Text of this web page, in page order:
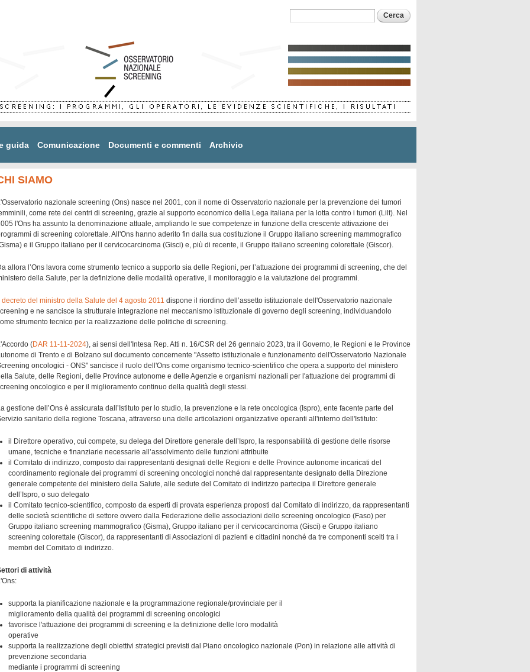
guida Comunicazione Documenti e commenti Archivio
SIAMO
nazionale screening (Ons) nasce nel 2001, con il nome di Osservatorio nazionale per la prevenzione dei tumori
come rete dei centri di screening, grazie al supporto economico della Lega italiana per la lotta contro i tumori (Lilt). Nel
l'Ons ha assunto la denominazione attuale, ampliando le sue competenze in funzione della crescente attivazione dei
di screening colorettale. All'Ons hanno aderito fin dalla sua costituzione il Gruppo italiano screening mammografico
e il Gruppo italiano per il cervicocarcinoma (Gisci) e, più di recente, il Gruppo italiano screening colorettale (Giscor).
allora l’Ons lavora come strumento tecnico a supporto sia delle Regioni, per l’attuazione dei programmi di screening, che del
della Salute, per la definizione delle modalità operative, il monitoraggio e la valutazione dei programmi.
decreto del ministro della Salute del 4 agosto 2011 dispone il riordino dell’assetto istituzionale dell'Osservatorio nazionale
e ne sancisce la strutturale integrazione nel meccanismo istituzionale di governo degli screening, individuandolo
strumento tecnico per la realizzazione delle politiche di screening.
(DAR 11-11-2024), ai sensi dell'Intesa Rep. Atti n. 16/CSR del 26 gennaio 2023, tra il Governo, le Regioni e le Province
di Trento e di Bolzano sul documento concernente "Assetto istituzionale e funzionamento dell'Osservatorio Nazionale
oncologici - ONS" sancisce il ruolo dell'Ons come organismo tecnico-scientifico che opera a supporto del ministero
Salute, delle Regioni, delle Province autonome e delle Agenzie e organismi nazionali per l'attuazione dei programmi di
oncologico e per il miglioramento continuo della qualità degli stessi.
gestione dell’Ons è assicurata dall’Istituto per lo studio, la prevenzione e la rete oncologica (Ispro), ente facente parte del
sanitario della regione Toscana, attraverso una delle articolazioni organizzative operanti all'interno dell'Istituto:
il Direttore operativo, cui compete, su delega del Direttore generale dell’Ispro, la responsabilità di gestione delle risorse
umane, tecniche e finanziarie necessarie all’assolvimento delle funzioni attribuite
il Comitato di indirizzo, composto dai rappresentanti designati delle Regioni e delle Province autonome incaricati del
coordinamento regionale dei programmi di screening oncologici nonché dal rappresentante designato della Direzione
generale competente del ministero della Salute, alle sedute del Comitato di indirizzo partecipa il Direttore generale
dell’Ispro, o suo delegato
il Comitato tecnico-scientifico, composto da esperti di provata esperienza proposti dal Comitato di indirizzo, da rappresentanti
delle società scientifiche di settore ovvero dalla Federazione delle associazioni dello screening oncologico (Faso) per
Gruppo italiano screening mammografico (Gisma), Gruppo italiano per il cervicocarcinoma (Gisci) e Gruppo italiano
screening colorettale (Giscor), da rappresentanti di Associazioni di pazienti e cittadini nonché da tre componenti scelti tra i
membri del Comitato di indirizzo.
di attività
supporta la pianificazione nazionale e la programmazione regionale/provinciale per il
miglioramento della qualità dei programmi di screening oncologici
favorisce l'attuazione dei programmi di screening e la definizione delle loro modalità
operative
supporta la realizzazione degli obiettivi strategici previsti dal Piano oncologico nazionale (Pon) in relazione alle attività di
prevenzione secondaria
mediante i programmi di screening